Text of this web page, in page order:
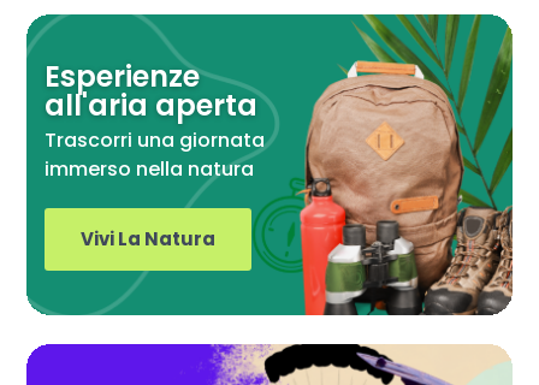
Esperienze
all'aria aperta
Trascorri una giornata
immerso nella natura
Vivi La Natura